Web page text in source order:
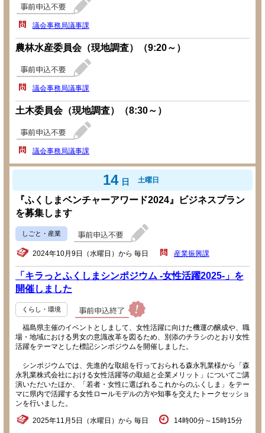
議会事務局議事課
農林水産委員会（現地調査）（9:20～）
議会事務局議事課
土木委員会（現地調査）（8:30～）
議会事務局議事課
14 日 土曜日
『ふくしまベンチャーアワード2024』ビジネスプラン
を募集します
しごと・産業
2024年10月9日（水曜日）から 毎日 産業振興課
「キラっとふくしまシンポジウム -女性活躍2025-」を
開催しました
くらし・環境
福島県主催のイベントとしまして、女性活躍に向けた機運の醸成や、職
場・地域における男女の意識改革を図るため、別添のチラシのとおり女性
活躍をテーマとした標記シンポジウムを開催しました。
シンポジウムでは、先進的な取組を行っておられる森永乳業様から「森
永乳業株式会社における女性活躍等の取組と企業メリット」についてご講
演いただいたほか、「若者・女性に選ばれるこれからのふくしま」をテー
マに県内で活躍する女性ロールモデルの方や知事を交えたトークセッショ
ンを行いました。
2025年11月5日（水曜日）から 毎日 14時00分～15時15分